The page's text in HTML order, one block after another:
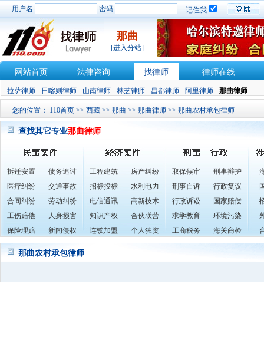
用户名 密码 记住我
那曲
[进入分站]
网站首页 法律咨询 找律师 律师在线
拉萨律师 日喀则律师 山南律师 林芝律师 昌都律师 阿里律师 那曲律师
您的位置： 110首页 >> 西藏 >> 那曲 >> 那曲律师 >> 那曲农村承包律师
查找其它专业那曲律师
拆迁安置
债务追讨
医疗纠纷
交通事故
合同纠纷
劳动纠纷
工伤赔偿
人身损害
保险理赔
新闻侵权
工程建筑
房产纠纷
招标投标
水利电力
电信通讯
高新技术
知识产权
合伙联营
连锁加盟
个人独资
取保候审
刑事辩护
刑事自诉
行政复议
行政诉讼
国家赔偿
求学教育
环境污染
工商税务
海关商检
那曲农村承包律师